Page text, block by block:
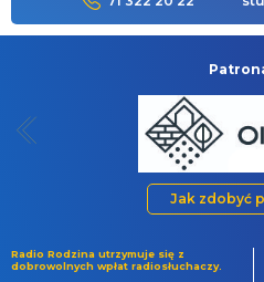
Jak zdobyć
Radio Rodzina utrzymuje się z
dobrowolnych wpłat radiosłuchaczy.